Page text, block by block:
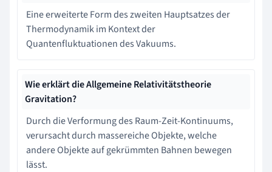
Eine erweiterte Form des zweiten Hauptsatzes der
Thermodynamik im Kontext der
Quantenfluktuationen des Vakuums.
Wie erklärt die Allgemeine Relativitätstheorie
Gravitation?
Durch die Verformung des Raum-Zeit-Kontinuums,
verursacht durch massereiche Objekte, welche
andere Objekte auf gekrümmten Bahnen bewegen
lässt.